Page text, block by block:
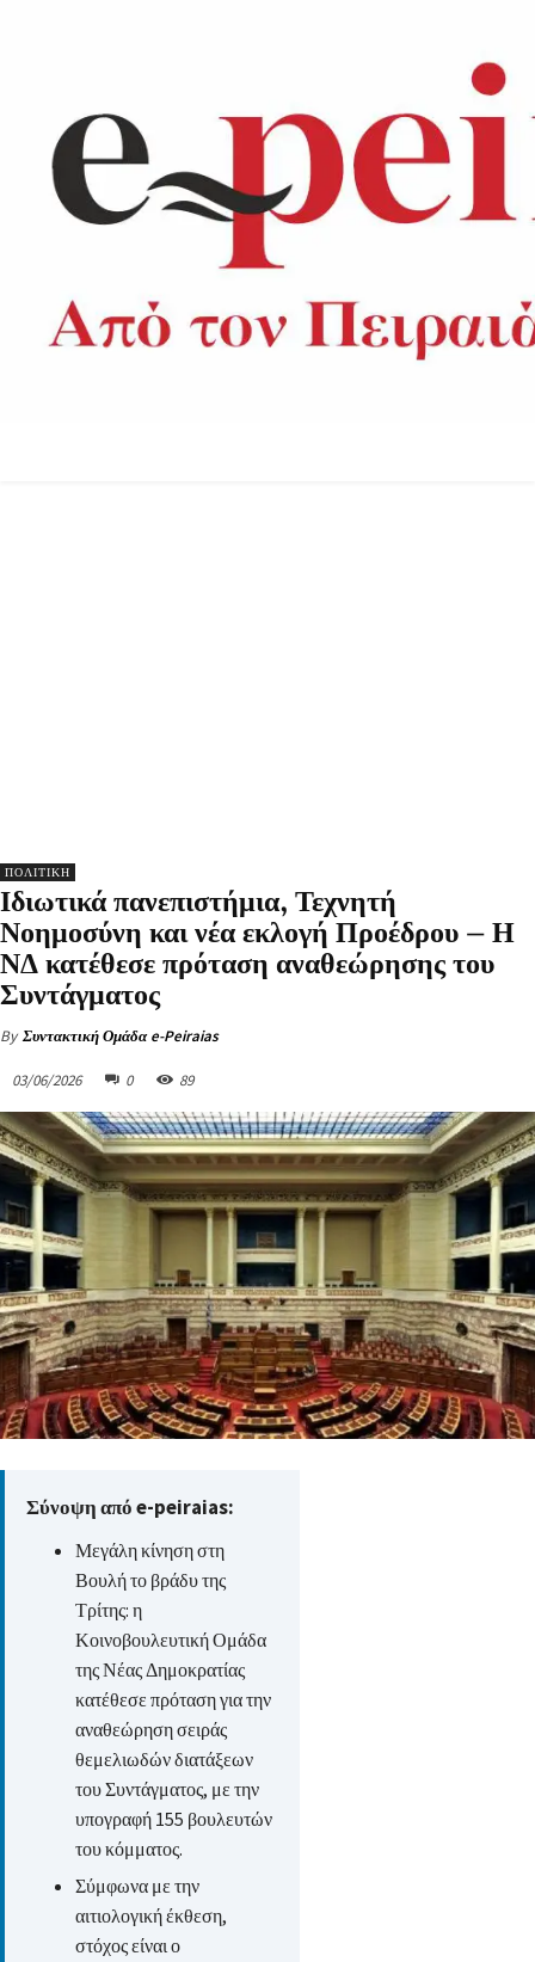
ΠΟΛΙΤΙΚΗ
Ιδιωτικά πανεπιστήμια, Τεχνητή
Νοημοσύνη και νέα εκλογή Προέδρου – Η
ΝΔ κατέθεσε πρόταση αναθεώρησης του
Συντάγματος
By Συντακτική Ομάδα e-Peiraias
03/06/2026 0 89
Σύνοψη από e-peiraias:
Μεγάλη κίνηση στη
Βουλή το βράδυ της
Τρίτης: η
Κοινοβουλευτική Ομάδα
της Νέας Δημοκρατίας
κατέθεσε πρόταση για την
αναθεώρηση σειράς
θεμελιωδών διατάξεων
του Συντάγματος, με την
υπογραφή 155 βουλευτών
του κόμματος.
Σύμφωνα με την
αιτιολογική έκθεση,
στόχος είναι ο